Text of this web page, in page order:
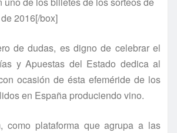
2016[/box]
de dudas, es digno de celebrar el
y Apuestas del Estado dedica al
ocasión de ésta efeméride de los
en España produciendo vino.
como plataforma que agrupa a las